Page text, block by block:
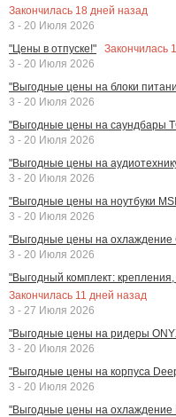
Закончилась 18 дней назад
3 - 20 Июля 2026
"Цены в отпуске!"
Закончилась
3 - 20 Июля 2026
"Выгодные цены на блоки
3 - 20 Июля 2026
"Выгодные цены на саундбары
3 - 20 Июля 2026
"Выгодные цены на
3 - 20 Июля 2026
"Выгодные цены на ноутбуки
3 - 20 Июля 2026
"Выгодные цены на охлаждение
3 - 20 Июля 2026
"Выгодный комплект:
Закончилась 11 дней назад
3 - 27 Июля 2026
"Выгодные цены на ридеры
3 - 20 Июля 2026
"Выгодные цены на корпуса
3 - 20 Июля 2026
"Выгодные цены на охлаждение